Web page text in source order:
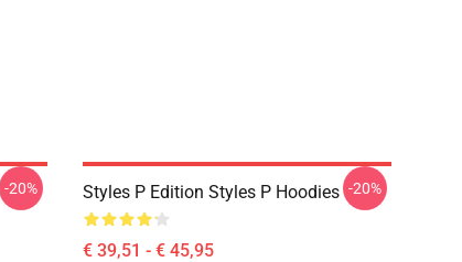
-20% Styles P Edition Styles P Hoodies
€ 39,51 - € 45,95
-20%